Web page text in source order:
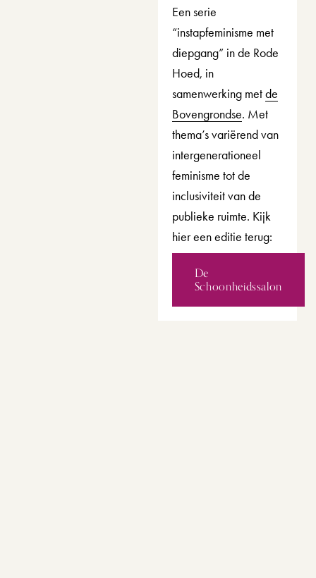
Een serie
“instapfeminisme met
diepgang” in de Rode
Hoed, in
samenwerking met de
Bovengrondse. Met
thema’s variërend van
intergenerationeel
feminisme tot de
inclusiviteit van de
publieke ruimte. Kijk
hier een editie terug:
De
Schoonheidssalon